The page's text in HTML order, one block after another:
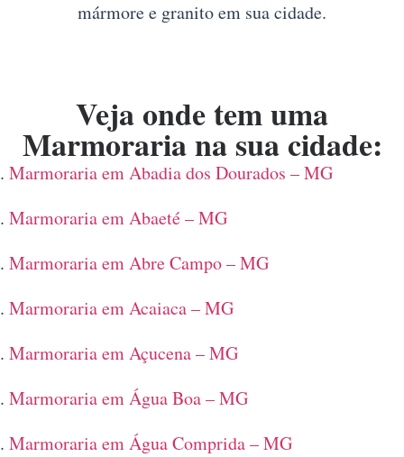
mármore e granito em sua cidade.
Veja onde tem uma
Marmoraria na sua cidade:
Marmoraria em Abadia dos Dourados – MG
Marmoraria em Abaeté – MG
Marmoraria em Abre Campo – MG
Marmoraria em Acaiaca – MG
Marmoraria em Açucena – MG
Marmoraria em Água Boa – MG
Marmoraria em Água Comprida – MG